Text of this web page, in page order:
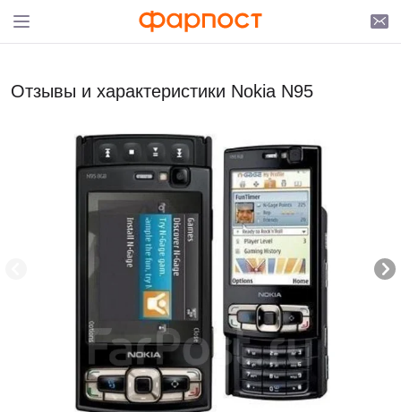
Отзывы и характеристики Nokia N95